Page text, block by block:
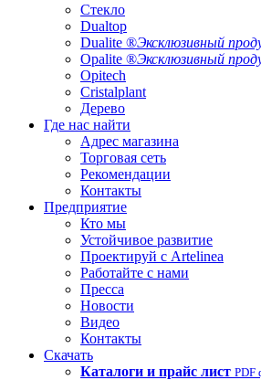
Стекло
Dualtop
Dualite ®Эксклюзивный
Opalite ®Эксклюзивный
Opitech
Cristalplant
Дерево
Где нас найти
Адрес магазина
Торговая сеть
Рекомендации
Контакты
Предприятие
Кто мы
Устойчивое развитие
Проектируй с Artelinea
Работайте с нами
Пресса
Новости
Видео
Контакты
Скачать
Каталоги и прайс лист PDF